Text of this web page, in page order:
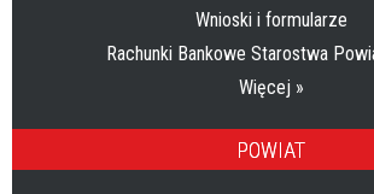
Wnioski i formularze
Rachunki Bankowe Starostwa
Więcej »
POWIAT